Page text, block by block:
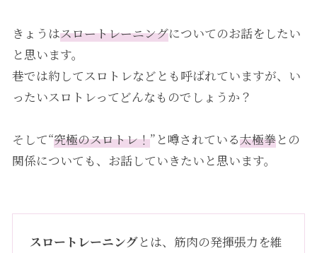
きょうはスロートレーニングについてのお話をしたい
と思います。
巷では約してスロトレなどとも呼ばれていますが、い
ったいスロトレってどんなものでしょうか？
そして“究極のスロトレ！”と噂されている太極拳との
関係についても、お話していきたいと思います。
スロートレーニングとは、筋肉の発揮張力を維